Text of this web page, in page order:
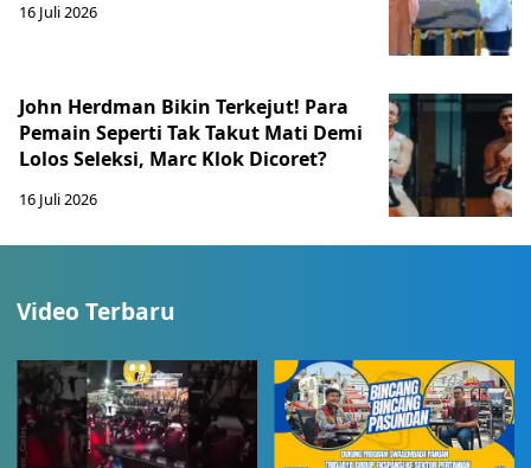
16 Juli 2026
John Herdman Bikin Terkejut! Para
Pemain Seperti Tak Takut Mati Demi
Lolos Seleksi, Marc Klok Dicoret?
16 Juli 2026
Video Terbaru